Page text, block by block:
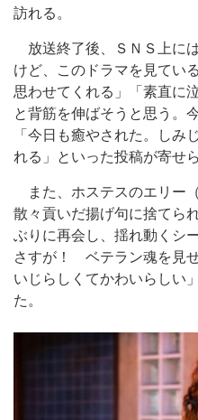
訪れる。
放送終了後、ＳＮＳ上に
けど、このドラマを見てい
思わせてくれる」「素直に
と背筋を伸ばそうと思う。
「今日も癒やされた。しみ
れる」といった投稿が寄せら
また、ホステスのエリー
散々貢いだ揚げ句に捨てら
ぶりに再会し、揺れ動くシ
さすが！ ベテラン魂を見
いじらしくてかわいらしい
た。